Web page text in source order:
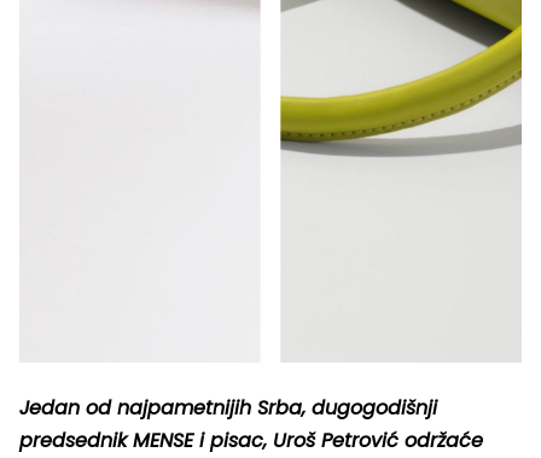
Jedan od najpametnijih Srba, dugogodišnji
predsednik MENSE i pisac, Uroš Petrović održaće